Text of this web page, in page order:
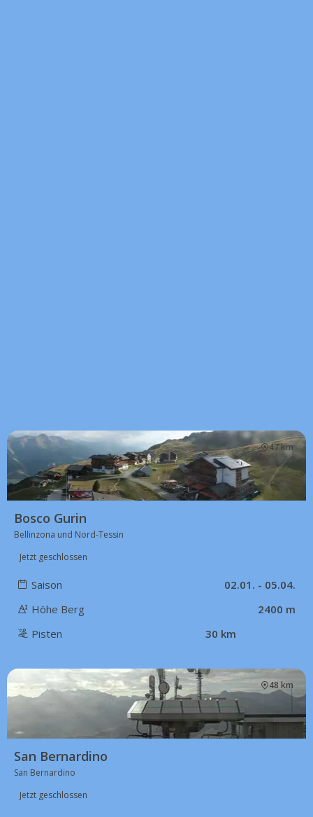
47 km
Bosco Gurin
Bellinzona und Nord-Tessin
Jetzt geschlossen
Saison
02.01. - 05.04.
Höhe Berg
2400 m
Pisten
30 km
48 km
San Bernardino
San Bernardino
Jetzt geschlossen